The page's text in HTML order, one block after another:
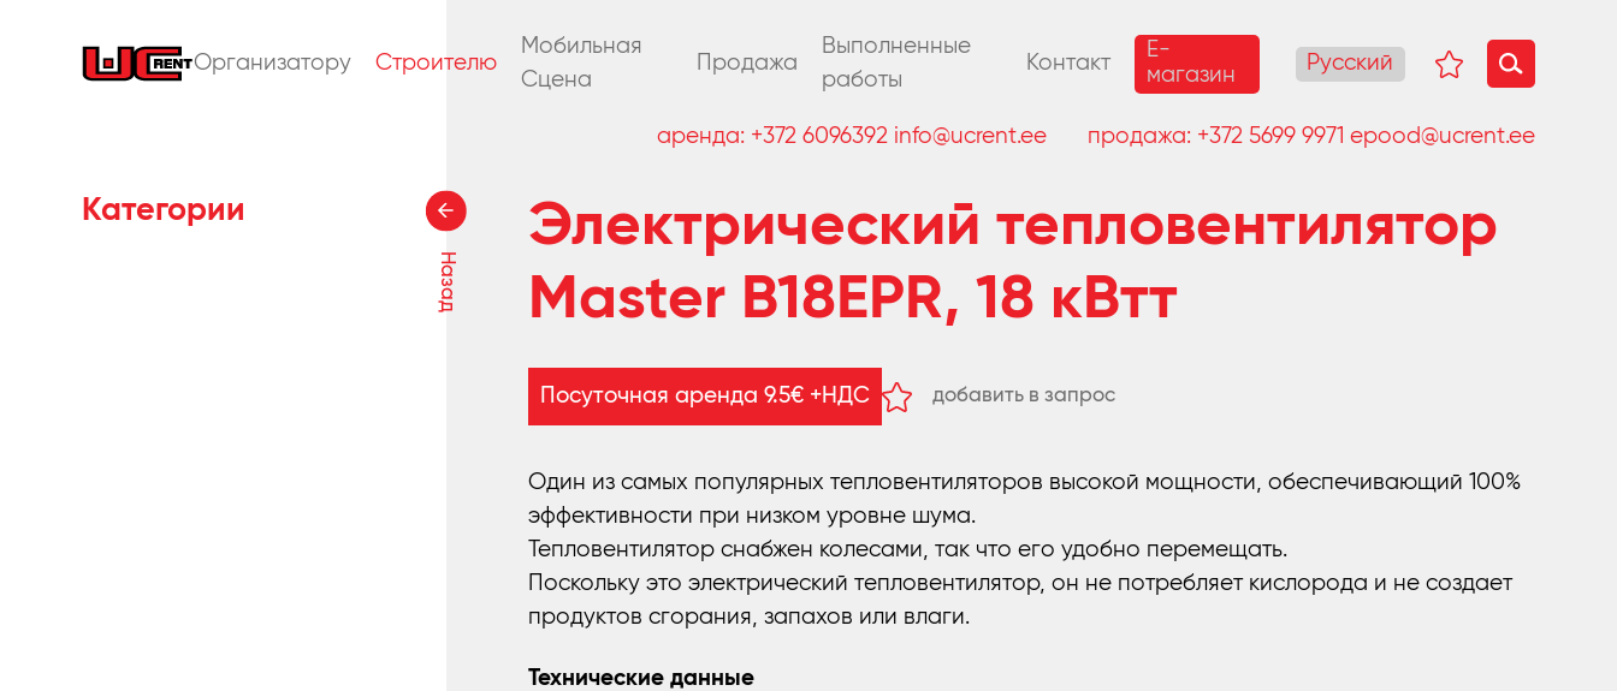
Организатору Строителю
Mобильная
Cцена
Продажа
Выполненные
работы
Контакт
E-
магазин
Русский
аренда: +372 6096392 info@ucrent.ee продажа: +372 5699 9971 epood@ucrent.ee
Назад
Категории
Электрический тепловентилятор
Master B18EPR, 18 кВтт
Посуточная аренда 9.5€ +НДС
добавить в запрос
Один из самых популярных тепловентиляторов высокой мощности, обеспечивающий 100%
эффективности при низком уровне шума.
Тепловентилятор снабжен колесами, так что его удобно перемещать.
Поскольку это электрический тепловентилятор, он не потребляет кислорода и не создает
продуктов сгорания, запахов или влаги.
Технические данные